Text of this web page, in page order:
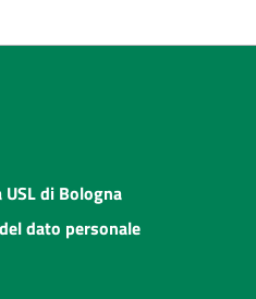
di Bologna
dato personale